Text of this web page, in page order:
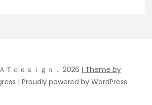
Ｔｄｅｓｉｇｎ． 2026 | Theme by
| Proudly powered by WordPress